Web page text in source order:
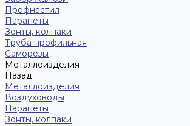
Профнастил
Парапеты
Зонты, колпаки
Труба профильная
Саморезы
Металлоизделия
Назад
Металлоизделия
Воздуховоды
Парапеты
Зонты, колпаки